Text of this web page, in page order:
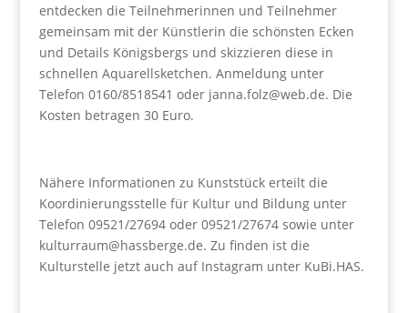
entdecken die Teilnehmerinnen und Teilnehmer
gemeinsam mit der Künstlerin die schönsten Ecken
und Details Königsbergs und skizzieren diese in
schnellen Aquarellsketchen. Anmeldung unter
Telefon 0160/8518541 oder janna.folz@web.de. Die
Kosten betragen 30 Euro.
Nähere Informationen zu Kunststück erteilt die
Koordinierungsstelle für Kultur und Bildung unter
Telefon 09521/27694 oder 09521/27674 sowie unter
kulturraum@hassberge.de. Zu finden ist die
Kulturstelle jetzt auch auf Instagram unter KuBi.HAS.